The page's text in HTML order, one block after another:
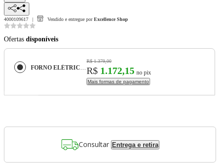
4000109617 Vendido e entregue por Excellence Shop
Ofertas disponíveis
FORNO ELÉTRICO FISCHER FIT LINE 48L DE EMBUTIR EM AÇO INOX PRETO 127V 34493-95481
R$ 1.379,00
R$ 1.172,15 no pix
Mais formas de pagamento
Consultar Entrega e retira